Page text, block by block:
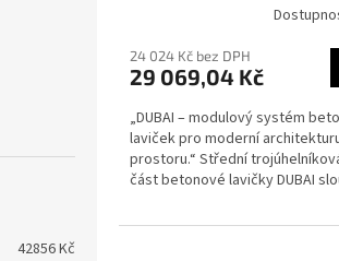
42856Kč
24 024 Kč bez DPH
29 069,04 Kč
„DUBAI – modulový systém
laviček pro moderní
prostoru.“ Střední
část betonové lavičky DUBAI